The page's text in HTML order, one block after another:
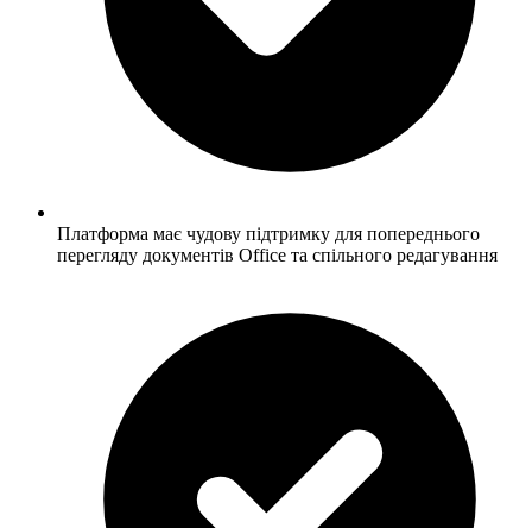
Платформа має чудову підтримку для попереднього
перегляду документів Office та спільного редагування